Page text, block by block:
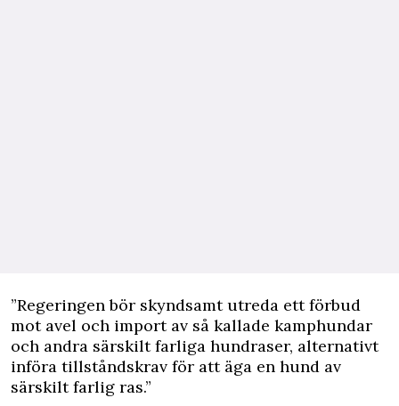
”Regeringen bör skyndsamt utreda ett förbud
mot avel och import av så kallade kamphundar
och andra särskilt farliga hundraser, alternativt
införa tillståndskrav för att äga en hund av
särskilt farlig ras.”